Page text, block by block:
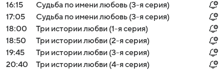
16:15
Судьба по имени любовь (3-я серия)
17:05
Судьба по имени любовь (3-я серия)
18:00
Три истории любви (1-я серия)
18:50
Три истории любви (2-я серия)
19:45
Три истории любви (3-я серия)
20:40
Три истории любви (4-я серия)